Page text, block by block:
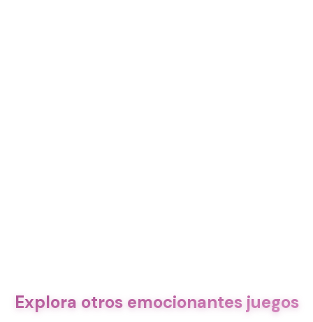
Explora otros emocionantes juegos